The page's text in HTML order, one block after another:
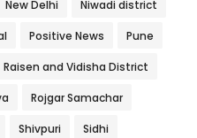
New Delhi Niwadi district
Positive News Pune
Raisen and Vidisha District
Rojgar Samachar
Shivpuri Sidhi